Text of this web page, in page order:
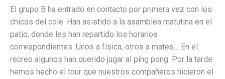
El grupo B ha entrado en contacto por primera vez con los
chicos del cole. Han asistido a la asamblea matutina en el
patio, donde les han repartido los horarios
correspondientes. Unos a física, otros a mates… En el
recreo algunos han querido jugar al ping pong. Por la tarde
hemos hecho el tour que nuestros compañeros hicieron el